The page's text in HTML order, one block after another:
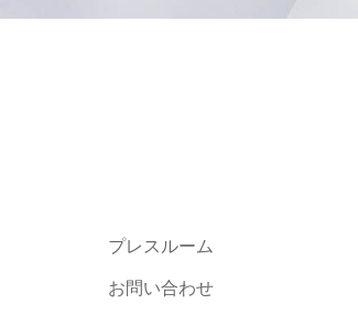
プレスルーム
お問い合わせ